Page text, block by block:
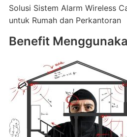
Solusi Sistem Alarm Wireless
untuk Rumah dan Perkantoran
Benefit